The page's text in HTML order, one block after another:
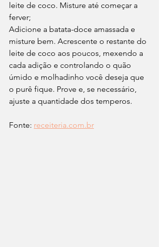
leite de coco. Misture até começar a
ferver;
Adicione a batata-doce amassada e
misture bem. Acrescente o restante do
leite de coco aos poucos, mexendo a
cada adição e controlando o quão
úmido e molhadinho você deseja que
o purê fique. Prove e, se necessário,
ajuste a quantidade dos temperos.
Fonte: receiteria.com.br